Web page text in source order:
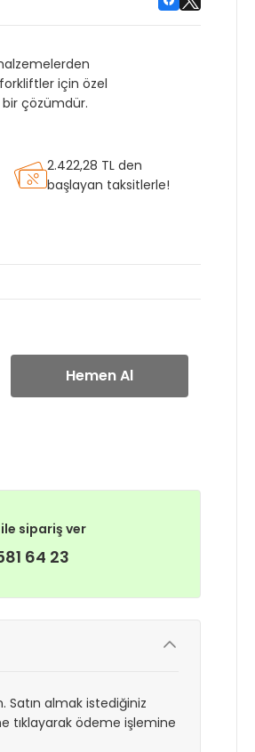
için özel
bir çözümdür.
2.422,28 TL den
başlayan taksitlerle!
Hemen Al
sipariş ver
64 23
Satın almak istediğiniz
tıklayarak ödeme işlemine